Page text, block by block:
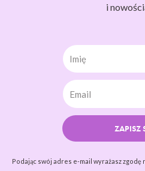
i
Imię
ZAPISZ
Podając swój adres e-mail wyrażasz